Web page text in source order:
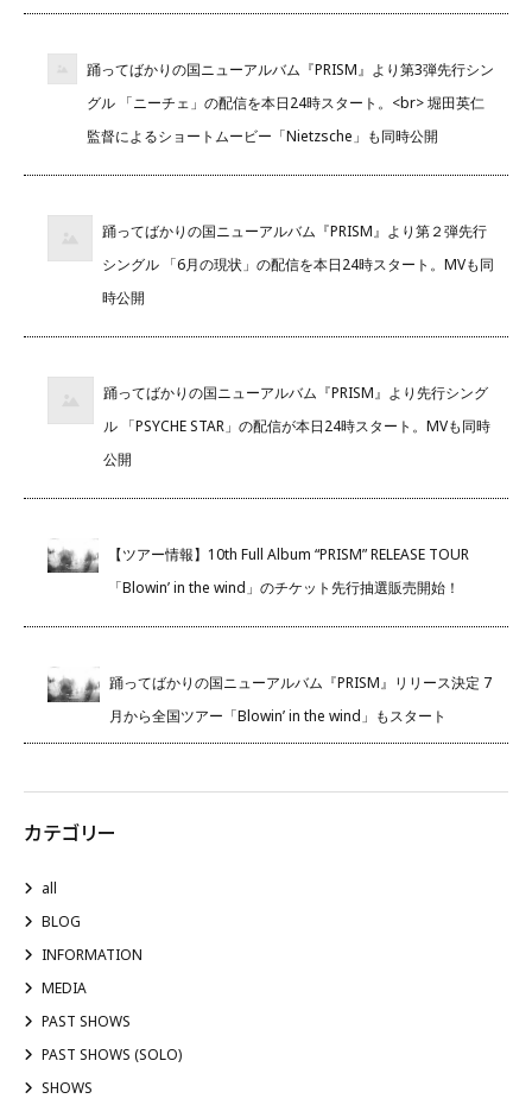
踊ってばかりの国ニューアルバム『PRISM』より第3弾先行シン
グル 「ニーチェ」の配信を本日24時スタート。<br> 堀田英仁
監督によるショートムービー「Nietzsche」も同時公開
踊ってばかりの国ニューアルバム『PRISM』より第２弾先行
シングル 「6月の現状」の配信を本日24時スタート。MVも同
時公開
踊ってばかりの国ニューアルバム『PRISM』より先行シング
ル 「PSYCHE STAR」の配信が本日24時スタート。MVも同時
公開
【ツアー情報】10th Full Album “PRISM” RELEASE TOUR
「Blowin’ in the wind」のチケット先行抽選販売開始！
踊ってばかりの国ニューアルバム『PRISM』リリース決定 7
月から全国ツアー「Blowin’ in the wind」もスタート
カテゴリー
all
BLOG
INFORMATION
MEDIA
PAST SHOWS
PAST SHOWS (SOLO)
SHOWS